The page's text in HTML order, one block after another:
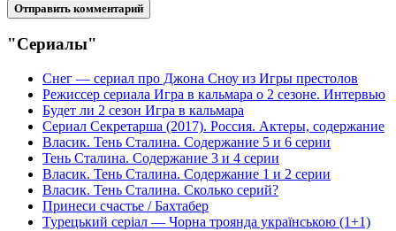
"Сериалы"
Снег — сериал про Джона Сноу из Игры престолов
Режиссер сериала Игра в кальмара о 2 сезоне. Интервью
Будет ли 2 сезон Игра в кальмара
Сериал Секретарша (2017). Россия. Актеры, содержание
Власик. Тень Сталина. Содержание 5 и 6 серии
Тень Сталина. Содержание 3 и 4 серии
Власик. Тень Сталина. Содержание 1 и 2 серии
Власик. Тень Сталина. Сколько серий?
Принеси счастье / Бахтабер
Турецький серіал — Чорна троянда українською (1+1)